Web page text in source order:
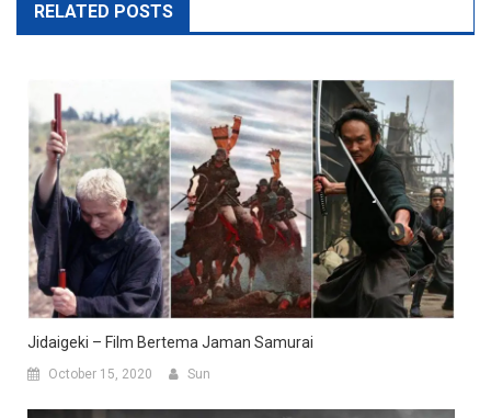
RELATED POSTS
Jidaigeki – Film Bertema Jaman Samurai
October 15, 2020 Sun